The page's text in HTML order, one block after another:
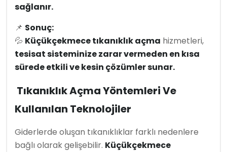
sağlanır.
📌 Sonuç:
💦 Küçükçekmece tıkanıklık açma hizmetleri,
tesisat sisteminize zarar vermeden en kısa
sürede etkili ve kesin çözümler sunar.
Tıkanıklık Açma Yöntemleri Ve
Kullanılan Teknolojiler
Giderlerde oluşan tıkanıklıklar farklı nedenlere
bağlı olarak gelişebilir. Küçükçekmece